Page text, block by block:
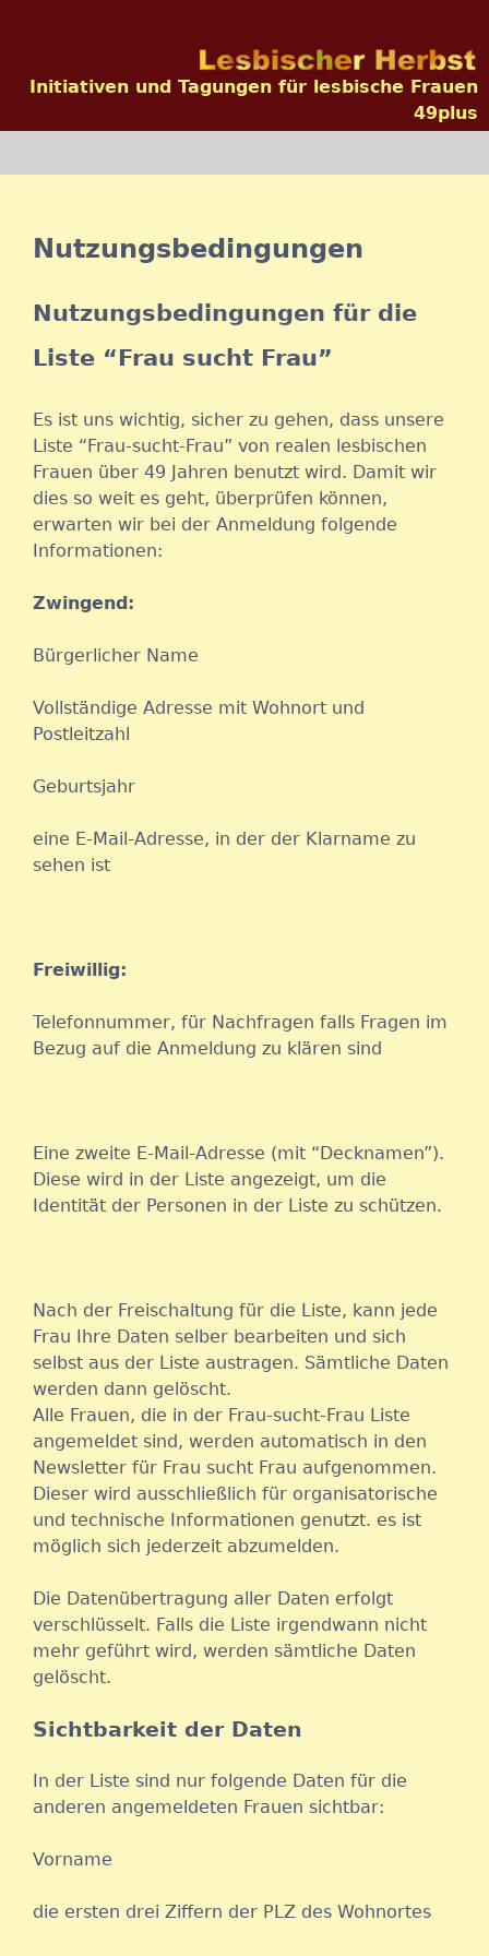
Initiativen und Tagungen für lesbische Frauen
49plus
Nutzungsbedingungen
Nutzungsbedingungen für die
Liste “Frau sucht Frau”
Es ist uns wichtig, sicher zu gehen, dass unsere
Liste “Frau-sucht-Frau” von realen lesbischen
Frauen über 49 Jahren benutzt wird. Damit wir
dies so weit es geht, überprüfen können,
erwarten wir bei der Anmeldung folgende
Informationen:
Zwingend:
Bürgerlicher Name
Vollständige Adresse mit Wohnort und
Postleitzahl
Geburtsjahr
eine E-Mail-Adresse, in der der Klarname zu
sehen ist
Freiwillig:
Telefonnummer, für Nachfragen falls Fragen im
Bezug auf die Anmeldung zu klären sind
Eine zweite E-Mail-Adresse (mit “Decknamen”).
Diese wird in der Liste angezeigt, um die
Identität der Personen in der Liste zu schützen.
Nach der Freischaltung für die Liste, kann jede
Frau Ihre Daten selber bearbeiten und sich
selbst aus der Liste austragen. Sämtliche Daten
werden dann gelöscht.
Alle Frauen, die in der Frau-sucht-Frau Liste
angemeldet sind, werden automatisch in den
Newsletter für Frau sucht Frau aufgenommen.
Dieser wird ausschließlich für organisatorische
und technische Informationen genutzt. es ist
möglich sich jederzeit abzumelden.
Die Datenübertragung aller Daten erfolgt
verschlüsselt. Falls die Liste irgendwann nicht
mehr geführt wird, werden sämtliche Daten
gelöscht.
Sichtbarkeit der Daten
In der Liste sind nur folgende Daten für die
anderen angemeldeten Frauen sichtbar:
Vorname
die ersten drei Ziffern der PLZ des Wohnortes